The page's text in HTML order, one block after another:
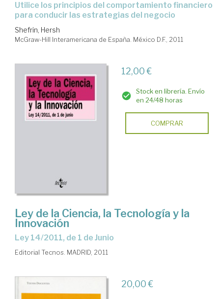
utilice los principios del comportamiento financiero
para conducir las estrategias del negocio
Shefrin, Hersh
McGraw-Hill Interamericana de España. México D.F., 2011
12,00 €
Stock en librería. Envío
en 24/48 horas
COMPRAR
Ley de la Ciencia, la Tecnología y la
Innovación
ley 14/2011, de 1 de Junio
Editorial Tecnos. MADRID, 2011
20,00 €